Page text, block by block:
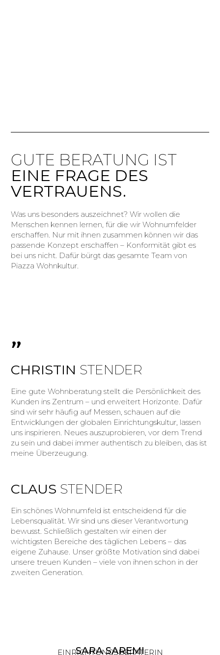
GUTE BERATUNG IST
EINE FRAGE DES
VERTRAUENS.
Was uns besonders auszeichnet? Wir wollen die
Menschen kennen lernen, für die wir Wohnumfelder
erschaffen. Nur mit ihnen zusammen können wir das
passende Konzept erschaffen – Konformität gibt es
bei uns nicht. Dafür bürgt das gesamte Team von
Piazza Wohnkultur.
"
CHRISTIN STENDER
Eine gute Wohnberatung stellt die Persönlichkeit des
Kunden ins Zentrum – und erweitert Horizonte. Dafür
sind wir sehr häufig auf Messen, schauen auf die
Entwicklungen der globalen Einrichtungskultur, lassen
uns inspirieren. Neues auszuprobieren, vor dem Trend
zu sein und dabei immer authentisch zu bleiben, das ist
meine Überzeugung.
CLAUS STENDER
Ein schönes Wohnumfeld ist entscheidend für die
Lebensqualität. Wir sind uns dieser Verantwortung
bewusst. Schließlich gestalten wir einen der
wichtigsten Bereiche des täglichen Lebens – das
eigene Zuhause. Unser größte Motivation sind dabei
unsere treuen Kunden – viele von ihnen schon in der
zweiten Generation.
SARA SAREMI
EINRICHTUNGSBERATERIN